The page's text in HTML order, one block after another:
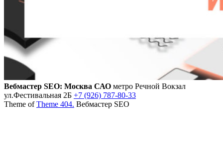
Вебмастер SEO: Москва САО метро Речной Вокзал
ул.Фестивальная 2Б +7 (926) 787-80-33
Theme ofTheme 404. Вебмастер SEO